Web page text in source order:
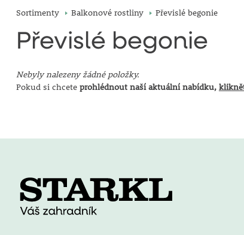
Sortimenty Balkonové rostliny Převislé begonie
Převislé begonie
Nebyly nalezeny žádné položky.
Pokud si chcete prohlédnout naší aktuální nabídku,